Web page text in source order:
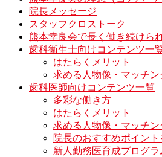
院長メッセージ
スタッフクロストーク
熊本幸良会で長く働き続けら
歯科衛生士向けコンテンツ一
はたらくメリット
求める人物像・マッチン
歯科医師向けコンテンツ一覧
多彩な働き方
はたらくメリット
求める人物像・マッチン
院長のおすすめポイント
新人勤務医育成プログラ